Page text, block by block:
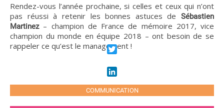
Rendez-vous l’année prochaine, si celles et ceux qui n’ont
pas réussi à retenir les bonnes astuces de Sébastien
Martinez– champion de France de mémoire 2017, vice
champion du monde en équipe 2018 – ont besoin de se
rappeler ce qu’est le management !
Twitter
COMMUNICATION